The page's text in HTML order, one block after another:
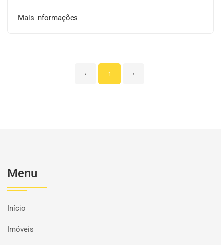
Mais informações
‹ 1 ›
Menu
Início
Imóveis